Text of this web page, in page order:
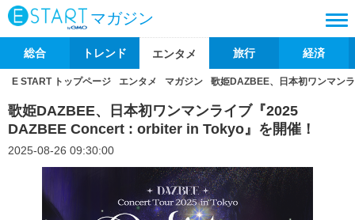
マガジン
総合 トレンド エンタメ 旅行 経済
E START トップページ エンタメ マガジン 歌姫DAZBEE、日本初ワンマン
歌姫DAZBEE、日本初ワンマンライブ『2025
DAZBEE Concert : orbiter in Tokyo』を開催！
2025-08-26 09:30:00